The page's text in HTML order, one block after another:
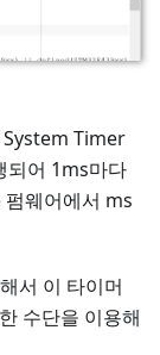
System Timer
되어 1ms마다
웨어에서 ms
서 이 타이머
수단을 이용해